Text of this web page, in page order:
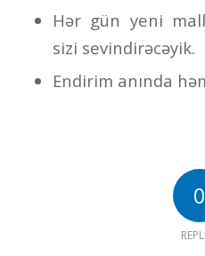
Hər gün yeni
sizi sevindirəcəyik.
Endirim anında
0